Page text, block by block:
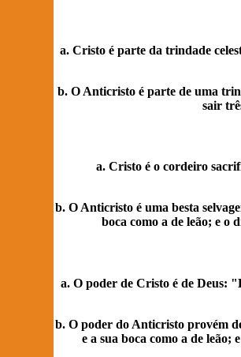
a. Cristo é parte da trindade
b. O Anticristo é parte de uma
sair
a. Cristo é o cordeiro
b. O Anticristo é uma besta
boca como a de leão; e o
a. O poder de Cristo é de Deus:
b. O poder do Anticristo provém
e a sua boca como a de